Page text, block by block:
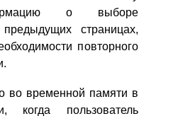
о выборе
страницах,
повторного
во временной памяти в
когда пользователь